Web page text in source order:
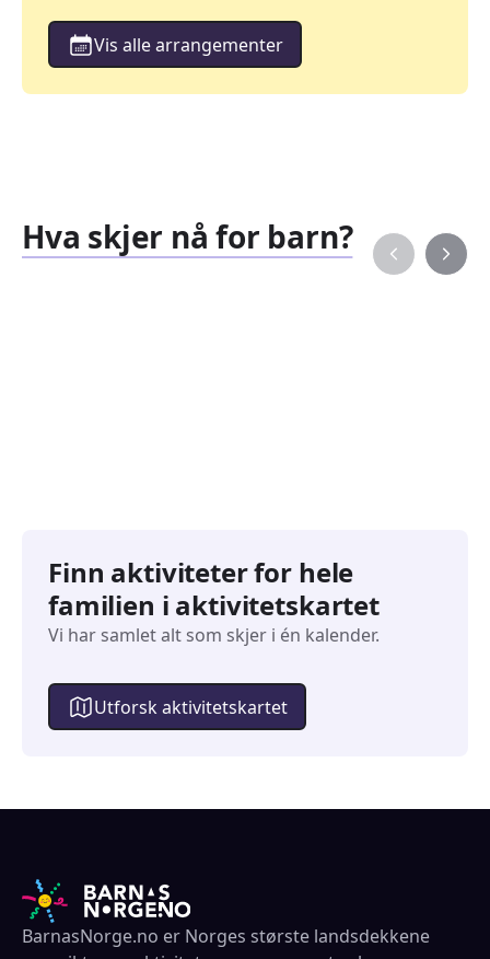
Vis alle arrangementer
Hva skjer nå for barn?
Finn aktiviteter for hele
familien i aktivitetskartet
Vi har samlet alt som skjer i én kalender.
Utforsk aktivitetskartet
BarnasNorge.no er Norges største landsdekkene